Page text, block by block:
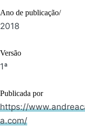
Ano de publicação/
2018
Versão
1ª
Publicada por
https://
a.com/